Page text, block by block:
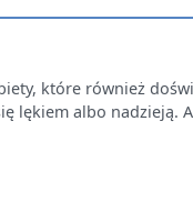
które również
lękiem albo nadzieją.